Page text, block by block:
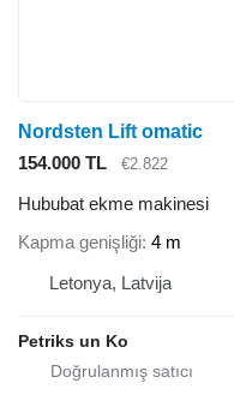
Nordsten Lift omatic
154.000 TL
€2.822
Hububat ekme makinesi
Kapma genişliği 4 m
Letonya, Latvija
Petriks un Ko